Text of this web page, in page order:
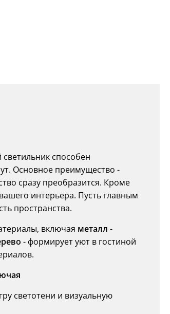
способен
Основное преимущество -
сразу преобразится. Кроме
интерьера. Пусть главным
пространства.
включая металл -
- формирует уют в гостиной
светотени и визуальную